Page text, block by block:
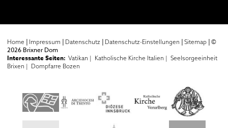
Home | Impressum | Datenschutz | Datenschutz-Einstellungen | Sitemap |©
2026 Brixner Dom
Interessante Seiten: Vatikan | Katholische Kirche Italien | Seelsorgeeinheit
Brixen | Dompfarre Bozen